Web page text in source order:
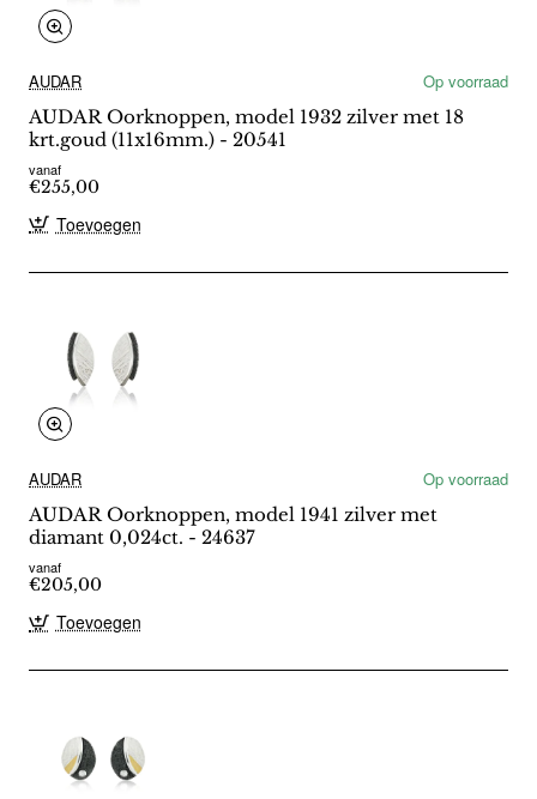
AUDAR
Op voorraad
AUDAR Oorknoppen, model 1932 zilver met 18
krt.goud (11x16mm.) - 20541
vanaf
€255,00
Toevoegen
AUDAR
Op voorraad
AUDAR Oorknoppen, model 1941 zilver met
diamant 0,024ct. - 24637
vanaf
€205,00
Toevoegen